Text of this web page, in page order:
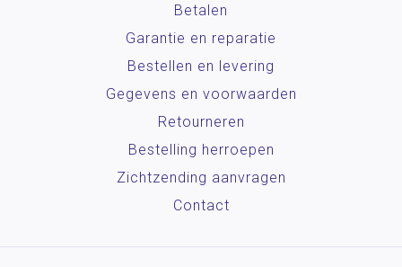
Betalen
Garantie en reparatie
Bestellen en levering
Gegevens en voorwaarden
Retourneren
Bestelling herroepen
Zichtzending aanvragen
Contact